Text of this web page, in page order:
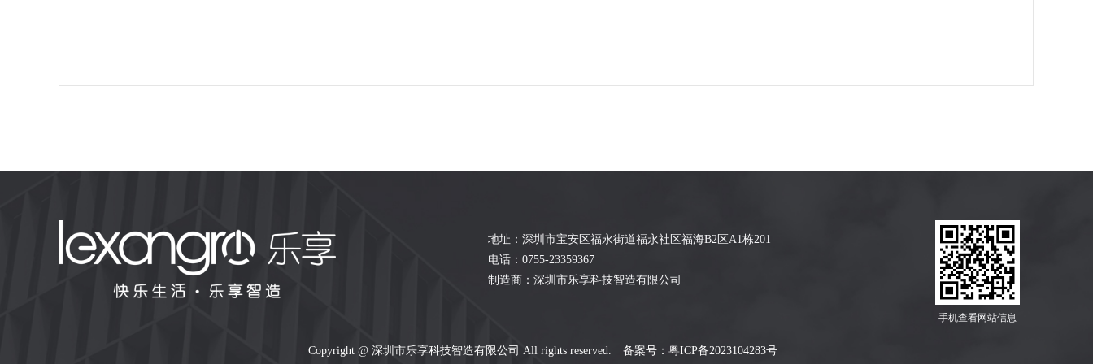
地址：深圳市宝安区福永街道福永社区福海B2区A1栋201
电话：0755-23359367
制造商：深圳市乐享科技智造有限公司
手机查看网站信息
Copyright @ 深圳市乐享科技智造有限公司 All rights reserved. 备案号：粤ICP备2023104283号